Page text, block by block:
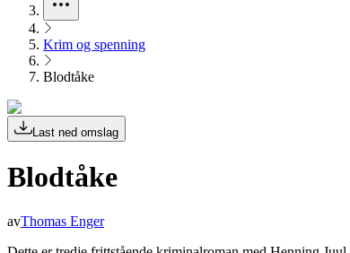
Krim og spenning
Blodtåke
Last ned omslag
Blodtåke
avThomas Enger